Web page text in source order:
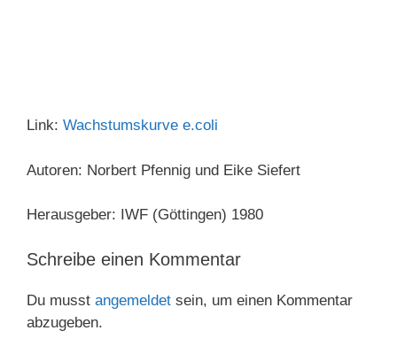
Link: Wachstumskurve e.coli
Autoren: Norbert Pfennig und Eike Siefert
Herausgeber: IWF (Göttingen) 1980
Schreibe einen Kommentar
Du musst angemeldet sein, um einen Kommentar
abzugeben.